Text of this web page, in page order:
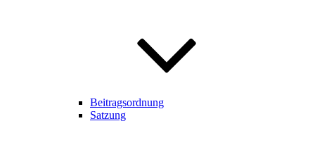
Beitragsordnung
Satzung